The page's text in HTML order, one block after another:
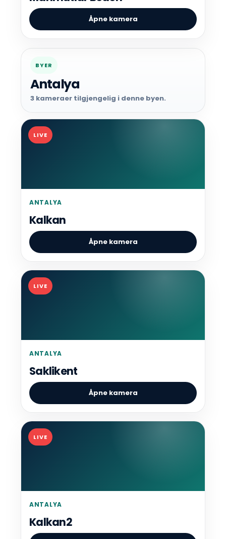
Åpne kamera
BYER
Antalya
3 kameraer tilgjengelig i denne byen.
LIVE
ANTALYA
Kalkan
Åpne kamera
LIVE
ANTALYA
Saklikent
Åpne kamera
LIVE
ANTALYA
Kalkan2